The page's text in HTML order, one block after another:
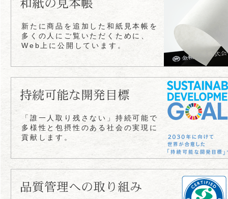
新たに商品を追加した和紙見本帳を
多くの人にご覧いただくために、
Web上に公開しています。
「誰一人取り残さない」持続可能で
多様性と包摂性のある社会の実現に
貢献します。